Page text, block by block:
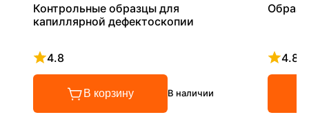
Контрольные образцы для
капиллярной дефектоскопии
4.8
Рейтинг 4.8 из 5
В корзину В наличии
4.8